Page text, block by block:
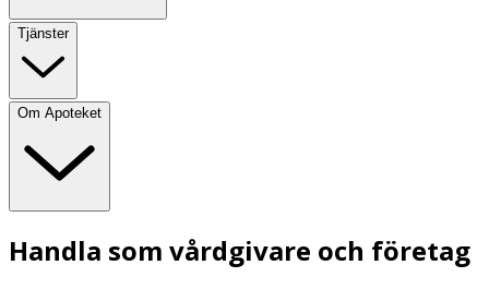
Tjänster
Om Apoteket
Handla som vårdgivare och företag